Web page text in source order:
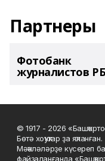
Партнеры
Фотобанк
журналистов РБ
© 1917 - 2026
Бөтә хоҡуҡтар ҙа яҡланған.
Мәҡәләләрҙе күсереп
файҙаланғанда